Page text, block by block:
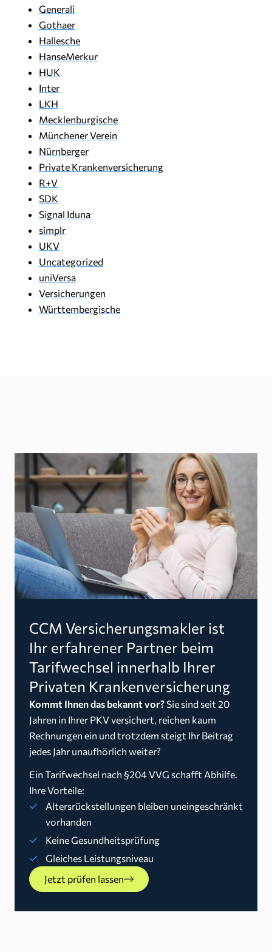
Generali
Gothaer
Hallesche
HanseMerkur
HUK
Inter
LKH
Mecklenburgische
Münchener Verein
Nürnberger
Private Krankenversicherung
R+V
SDK
Signal Iduna
simplr
UKV
Uncategorized
uniVersa
Versicherungen
Württembergische
CCM Versicherungsmakler ist
Ihr erfahrener Partner beim
Tarifwechsel innerhalb Ihrer
Privaten Krankenversicherung
Kommt Ihnen das bekannt vor? Sie sind seit 20
Jahren in Ihrer PKV versichert, reichen kaum
Rechnungen ein und trotzdem steigt Ihr Beitrag
jedes Jahr unaufhörlich weiter?
Ein Tarifwechsel nach §204 VVG schafft Abhilfe.
Ihre Vorteile:
Altersrückstellungen bleiben uneingeschränkt
vorhanden
Keine Gesundheitsprüfung
Gleiches Leistungsniveau
Jetzt prüfen lassen